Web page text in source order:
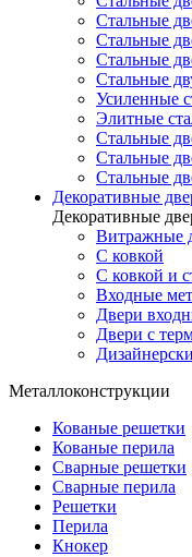
Стальные
Стальные
Стальные
Стальные
Усиленные
Элитные
Стальные
Стальные
Стальные
Декоративные
Декоративные
Витражные
С ковкой
С ковкой и
Входные
Двери
Двери с
Металлоконструкции
Кованые решетки
Кованые перила
Сварные решетки
Сварные перила
Решетки
Перила
Кнокер